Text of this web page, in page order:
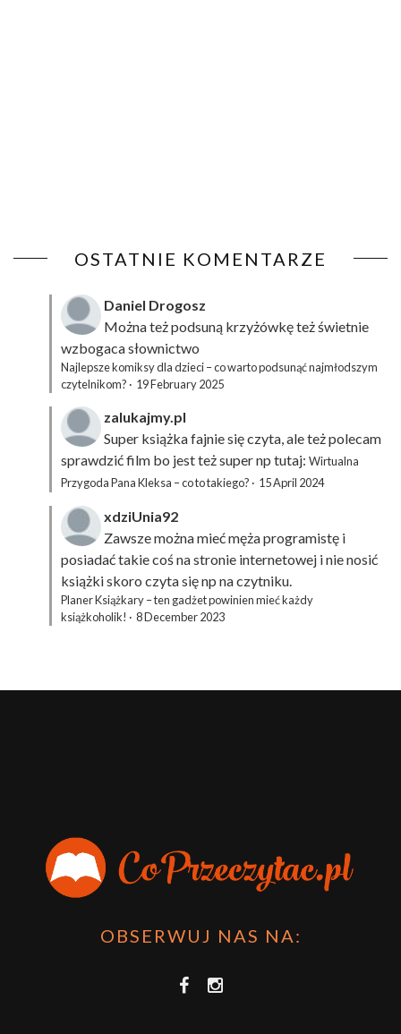
OSTATNIE KOMENTARZE
Daniel Drogosz
Można też podsuną krzyżówkęteż świetnie
wzbogaca słownictwo
Najlepsze komiksy dla dzieci – co warto podsunąć najmłodszym
czytelnikom? · 19 February 2025
zalukajmy.pl
Super książka fajnie się czyta, ale też polecam
sprawdzić film bo jest też super np tutaj: Wirtualna
Przygoda Pana Kleksa – co to takiego? · 15 April 2024
xdziUnia92
Zawsze można mieć męża programistę i
posiadać takie coś na stronie internetowej i nie nosić
książki skoro czyta się np na czytniku.
Planer Książkary – ten gadżet powinien mieć każdy
książkoholik! · 8 December 2023
OBSERWUJ NAS NA: